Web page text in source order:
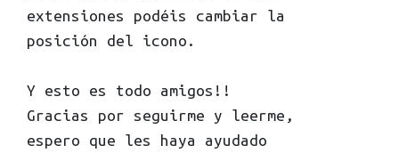
extensiones podéis cambiar la
posición del icono.
Y esto es todo amigos!!
Gracias por seguirme y leerme,
espero que les haya ayudado